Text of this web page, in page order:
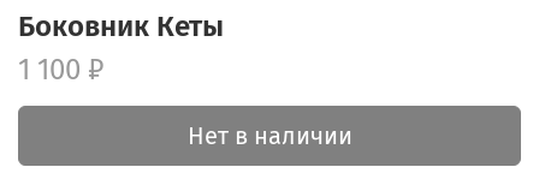
Боковник Кеты
1 100 ₽
Нет в наличии